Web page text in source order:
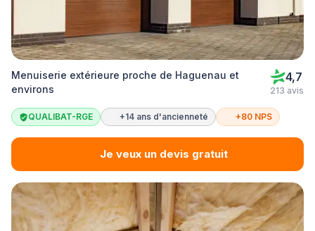
Menuiserie extérieure proche de Haguenau et
environs
4,7
213 avis
QUALIBAT-RGE +14 ans d'ancienneté +80 NPS
Je veux un devis gratuit